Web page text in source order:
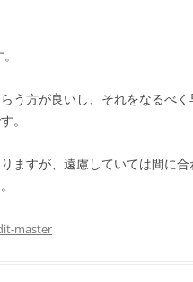
う方が良いし、それをなるべく
。
ますが、遠慮していては間に合
master